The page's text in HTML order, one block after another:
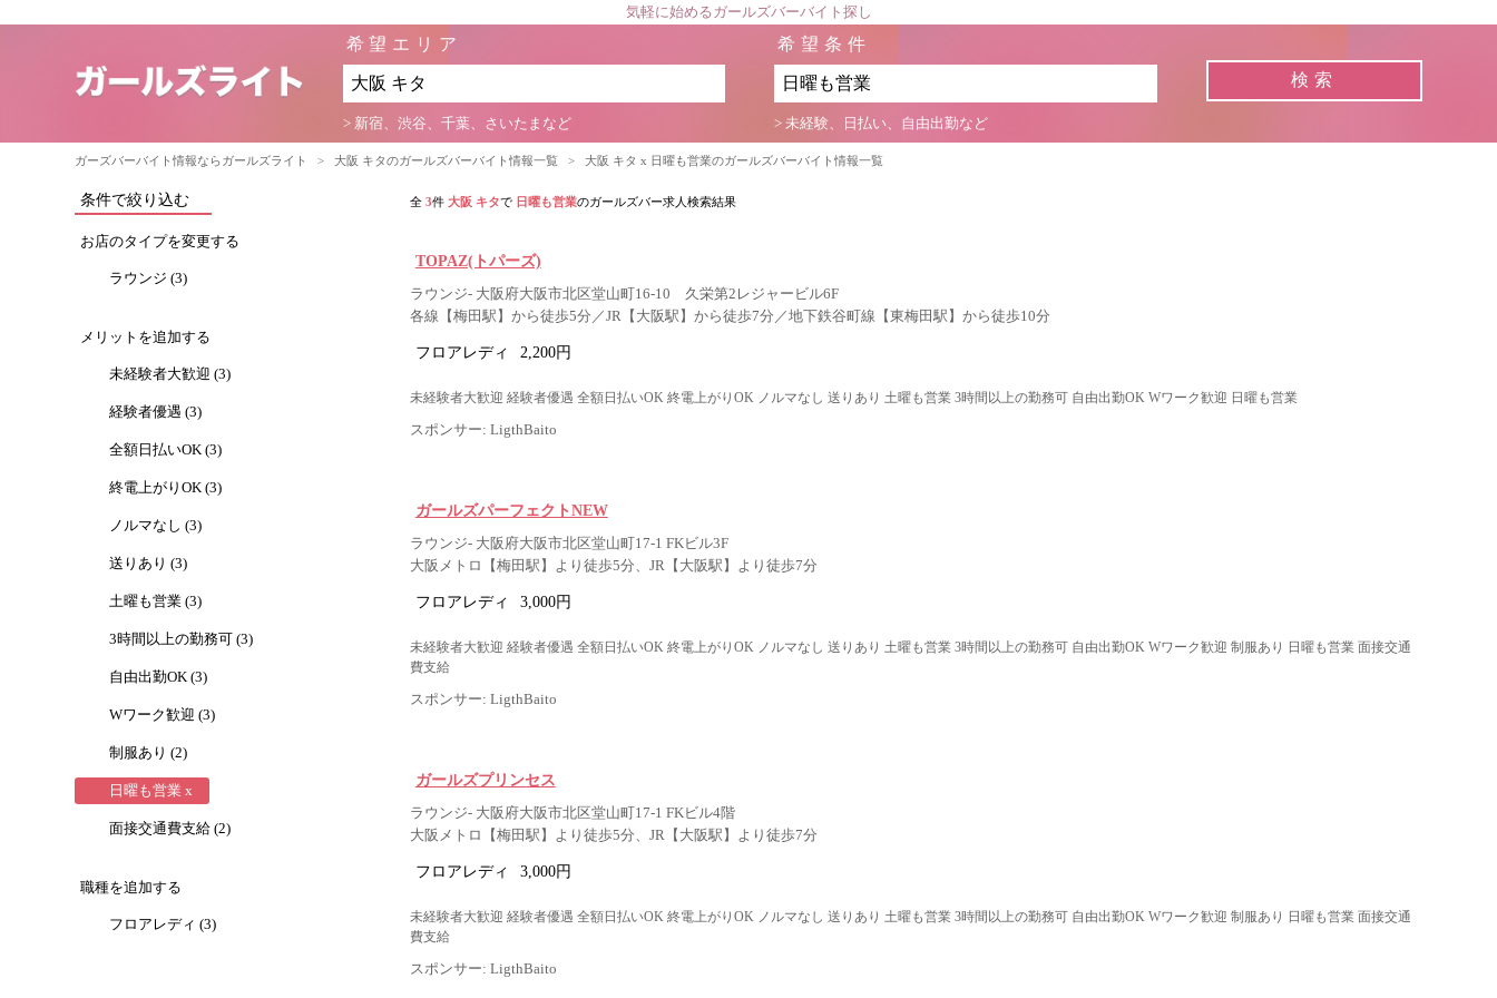
気軽に始めるガールズバーバイト探し
希望エリア
> 新宿、渋谷、千葉、さいたまなど
希望条件
> 未経験、日払い、自由出勤など
ガーズバーバイト情報ならガールズライト > 大阪 キタのガールズバーバイト情報一覧 > 大阪 キタ x 日曜も営業のガールズバーバイト情報一覧
条件で絞り込む
お店のタイプを変更する
ラウンジ (3)
メリットを追加する
未経験者大歓迎 (3)
経験者優遇 (3)
全額日払いOK (3)
終電上がりOK (3)
ノルマなし (3)
送りあり (3)
土曜も営業 (3)
3時間以上の勤務可 (3)
自由出勤OK (3)
Wワーク歓迎 (3)
制服あり (2)
日曜も営業 x
面接交通費支給 (2)
職種を追加する
フロアレディ (3)
全 3件 大阪 キタで 日曜も営業のガールズバー求人検索結果
TOPAZ(トパーズ)
ラウンジ- 大阪府大阪市北区堂山町16-10 久栄第2レジャービル6F
各線【梅田駅】から徒歩5分／JR【大阪駅】から徒歩7分／地下鉄谷町線【東梅田駅】から徒歩10分
フロアレディ 2,200円
未経験者大歓迎 経験者優遇 全額日払いOK 終電上がりOK ノルマなし 送りあり 土曜も営業 3時間以上の勤務可 自由出勤OK Wワーク歓迎 日曜も営業
スポンサー: LigthBaito
ガールズパーフェクトNEW
ラウンジ- 大阪府大阪市北区堂山町17-1 FKビル3F
大阪メトロ【梅田駅】より徒歩5分、JR【大阪駅】より徒歩7分
フロアレディ 3,000円
未経験者大歓迎 経験者優遇 全額日払いOK 終電上がりOK ノルマなし 送りあり 土曜も営業 3時間以上の勤務可 自由出勤OK Wワーク歓迎 制服あり 日曜も営業 面接交通
費支給
スポンサー: LigthBaito
ガールズプリンセス
ラウンジ- 大阪府大阪市北区堂山町17-1 FKビル4階
大阪メトロ【梅田駅】より徒歩5分、JR【大阪駅】より徒歩7分
フロアレディ 3,000円
未経験者大歓迎 経験者優遇 全額日払いOK 終電上がりOK ノルマなし 送りあり 土曜も営業 3時間以上の勤務可 自由出勤OK Wワーク歓迎 制服あり 日曜も営業 面接交通
費支給
スポンサー: LigthBaito